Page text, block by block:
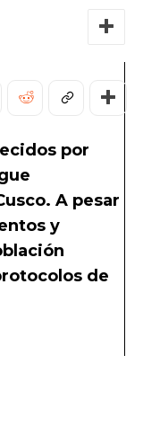
por
A pesar
y
de